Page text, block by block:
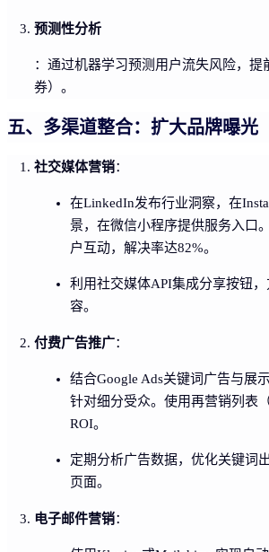
预测性分析
：通过机器学习预测用户流失风险，提
券）。
五、多渠道整合：扩大品牌曝光
社交媒体营销：
在LinkedIn发布行业洞察，在
景，在微信小程序提供服务入口
户互动，解决率达82%。
利用社交媒体API集成分享按钮
容。
付费广告推广：
结合Google Ads关键词广告与展
针对细分受众。使用再营销列表
ROI。
定期分析广告数据，优化关键词
页面。
电子邮件营销：